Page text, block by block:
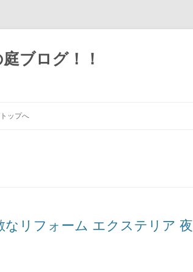
ブログ！！
ップへ
リフォーム エクステリア 夜